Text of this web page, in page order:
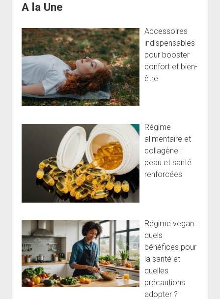
A la Une
Accessoires
indispensables
pour booster
confort et bien-
être
Régime
alimentaire et
collagène :
peau et santé
renforcées
Régime vegan :
quels
bénéfices pour
la santé et
quelles
précautions
adopter ?